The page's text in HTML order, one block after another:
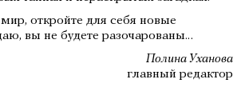
откройте для себя новые
вы не будете разочарованы…
Полина Уханова
главный редактор